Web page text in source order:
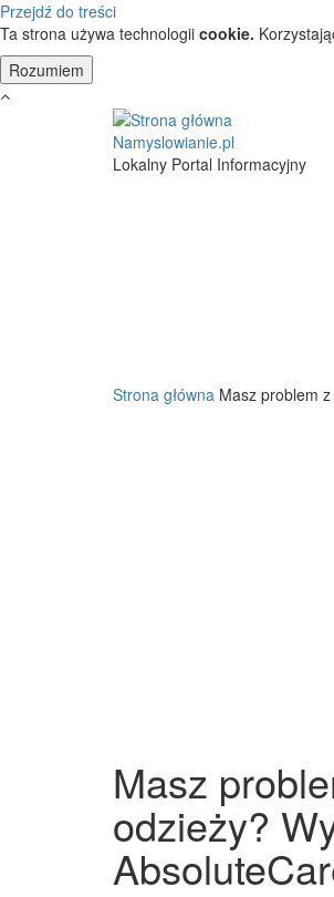
Przejdź do treści
Ta strona używa technologii cookie.
Namyslowianie.pl
Lokalny Portal Informacyjny
Strona główna Masz problem
Masz
odzieży?